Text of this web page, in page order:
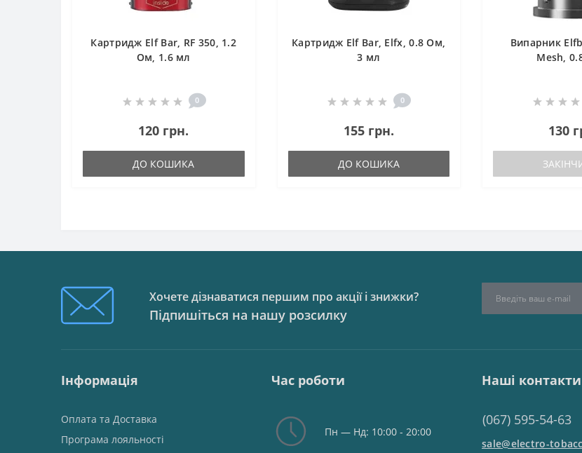
Кaртридж Elf Bar, RF 350, 1.2
Ом, 1.6 мл
0
120 грн.
ДО КОШИКА
Кaртридж Elf Bar, Elfx, 0.8 Ом,
3 мл
0
155 грн.
ДО КОШИКА
Випарник
Mesh,
130
Хочете дізнаватися першим про акції і знижки?
Підпишіться на нашу розсилку
Інформація
Оплата та Доставка
Програма лояльності
Час роботи
Пн — Нд: 10:00 - 20:00
Наші контакти
(067) 595-54-63
sale@electro-